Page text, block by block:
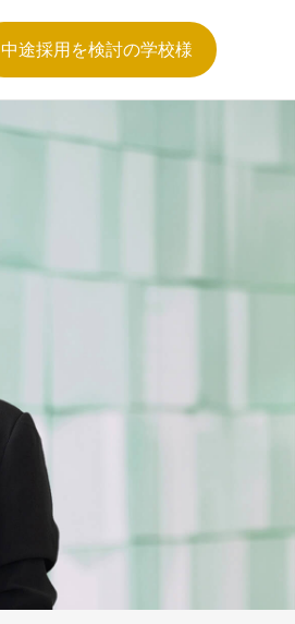
中途採用を検討の学校様